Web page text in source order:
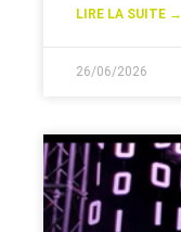
LIRE LA SUITE →
26/06/2026